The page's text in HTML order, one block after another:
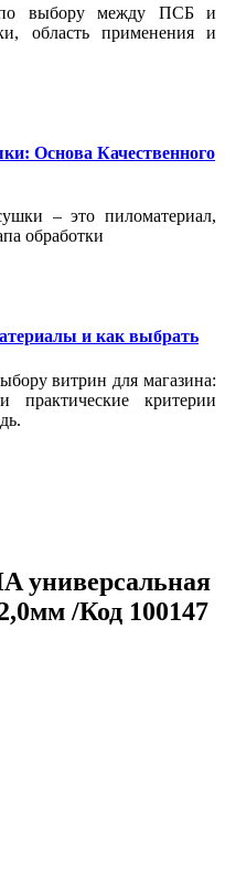
по выбору между ПСБ и
область применения и
Основа Качественного
– это пиломатериал,
обработки
и как выбрать
витрин для магазина:
практические критерии
универсальная
/Код 100147